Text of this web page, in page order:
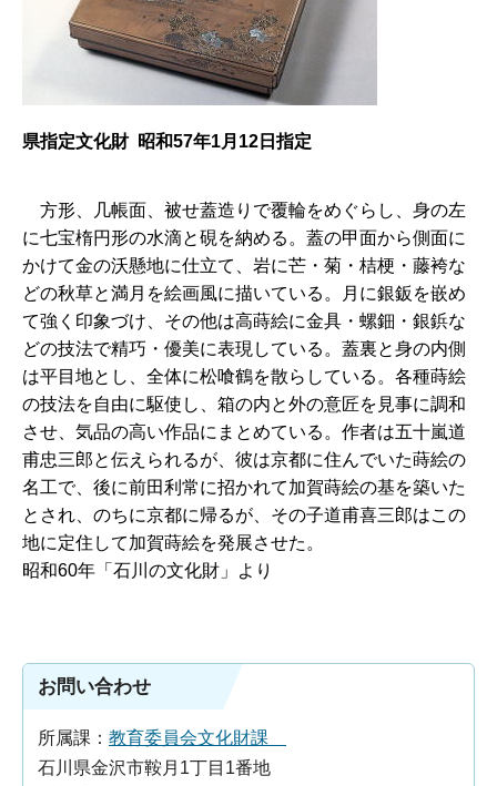
県指定文化財 昭和57年1月12日指定
方形、几帳面、被せ蓋造りで覆輪をめぐらし、身の左
に七宝楕円形の水滴と硯を納める。蓋の甲面から側面に
かけて金の沃懸地に仕立て、岩に芒・菊・桔梗・藤袴な
どの秋草と満月を絵画風に描いている。月に銀鈑を嵌め
て強く印象づけ、その他は高蒔絵に金具・螺鈿・銀鋲な
どの技法で精巧・優美に表現している。蓋裏と身の内側
は平目地とし、全体に松喰鶴を散らしている。各種蒔絵
の技法を自由に駆使し、箱の内と外の意匠を見事に調和
させ、気品の高い作品にまとめている。作者は五十嵐道
甫忠三郎と伝えられるが、彼は京都に住んでいた蒔絵の
名工で、後に前田利常に招かれて加賀蒔絵の基を築いた
とされ、のちに京都に帰るが、その子道甫喜三郎はこの
地に定住して加賀蒔絵を発展させた。
昭和60年「石川の文化財」より
お問い合わせ
所属課： 教育委員会文化財課
石川県金沢市鞍月1丁目1番地